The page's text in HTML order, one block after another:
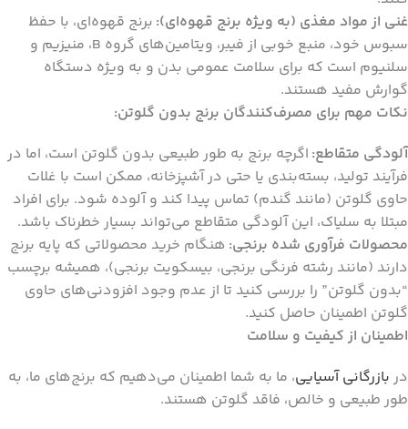
غنی از مواد مغذی (به ویژه برنج قهوه‌ای): برنج قهوه‌ای، با حفظ
سبوس خود، منبع خوبی از فیبر، ویتامین‌های گروه B، منیزیم و
سلنیوم است که برای سلامت عمومی بدن و به ویژه دستگاه
گوارش مفید هستند.
نکات مهم برای مصرف‌کنندگان برنج بدون گلوتن:
آلودگی متقاطع: اگرچه برنج به طور طبیعی بدون گلوتن است، اما در
فرآیند تولید، بسته‌بندی یا حتی در آشپزخانه، ممکن است با غلات
حاوی گلوتن (مانند گندم) تماس پیدا کند و آلوده شود. برای افراد
مبتلا به سلیاک، این آلودگی متقاطع می‌تواند بسیار خطرناک باشد.
محصولات فرآوری شده برنجی: هنگام خرید محصولاتی که پایه برنج
دارند (مانند رشته فرنگی برنجی، بیسکویت برنجی)، همیشه برچسب
“بدون گلوتن” را بررسی کنید تا از عدم وجود افزودنی‌های حاوی
گلوتن اطمینان حاصل کنید.
اطمینان از کیفیت و سلامت
در بازرگانی آسیایی، ما به شما اطمینان می‌دهیم که برنج‌های ما، به
طور طبیعی و خالص، فاقد گلوتن هستند.